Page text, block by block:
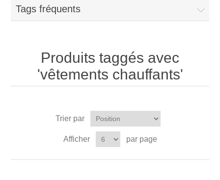
Tags fréquents
Produits taggés avec
'vêtements chauffants'
Trier par
Afficher par page